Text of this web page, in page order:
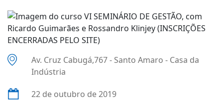
Av. Cruz Cabugá,767 - Santo Amaro - Casa da
Indústria
22 de outubro de 2019